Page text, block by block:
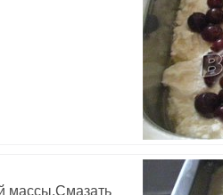
массы.Смазать